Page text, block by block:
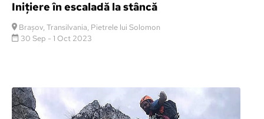
Inițiere în escaladă la stâncă
Brașov, Transilvania, Pietrele lui Solomon
30 Sep - 1 Oct 2023